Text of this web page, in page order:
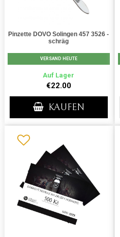
Pinzette DOVO Solingen 457 3526 -
schräg
VERSAND HEUTE
Auf Lager
€22.00
KAUFEN